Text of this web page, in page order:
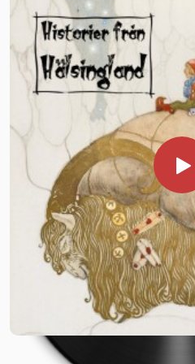
https://
pa-aldreboenden/
Dagens sägner är hämtade ur
folkminnens arkiv i Uppsala. För
historia har https://
varit mycket behjälplig.
Vill du stödja podden? SWISH
BOKA IN HISTORIER FRÅN
förening eller företag boka
berättarkväll? Mejla oss på
0739937451 alt 0702344117
https://
Följ oss på Facebook och
HJÄLP OSS! Historier från
januari 2026 besöka
och arrangera berättarstunder.
inte ska kosta något för de äldre
lyssnare och läsare med